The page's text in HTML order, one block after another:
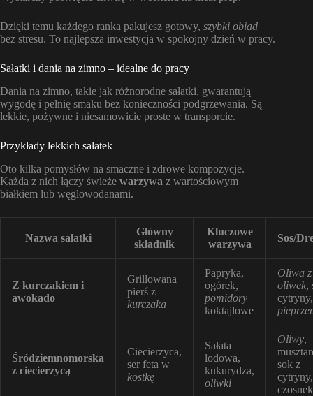
Dzięki temu każdego ranka pakujesz gotowy, szybki obiad
bez stresu. To najlepsza inwestycja w spokojny dzień w pracy.
Sałatki i dania na zimno – idealne do pracy
Dania na zimno, takie jak różnorodne sałatki, gwarantują
wygodę i pełnię smaku bez konieczności podgrzewania. Są
lekkie, pożywne i niesamowicie proste w transporcie.
Przykłady lekkich sałatek
Oto kilka pomysłów na smaczne i zdrowe kompozycje.
Każda z nich łączy świeże warzywa z wartościowym
białkiem lub węglowodanami.
Nazwa sałatki
Główny
składnik
Kluczowe
warzywa
Sos/
Z kurczakiem i
awokado
Grillowana
pierś z
kurczaka
Papryka,
ogórek,
pomidory
koktajlowe
Oliwa z
oliwek,
Śródziemnomorska
z ciecierzycą
Ciecierzyca,
ser feta w
kostkę
Sałata
lodowa,
kukurydza,
oliwki
Oliwy,
sok z
cytryny,
czosnek